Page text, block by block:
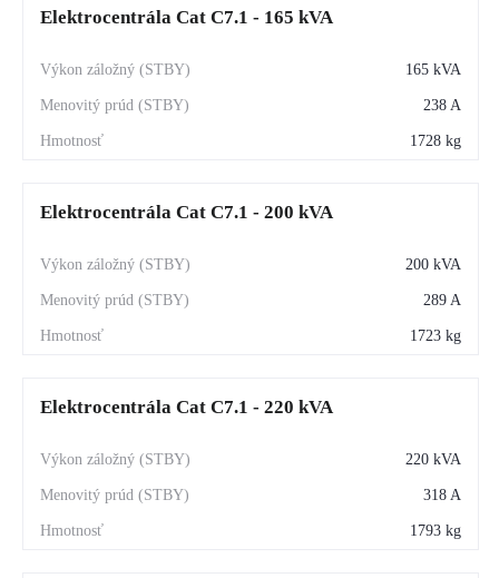
Elektrocentrála Cat C7.1 - 165 kVA
165 kVA
238 A
1728 kg
Elektrocentrála Cat C7.1 - 200 kVA
200 kVA
289 A
1723 kg
Elektrocentrála Cat C7.1 - 220 kVA
220 kVA
318 A
1793 kg